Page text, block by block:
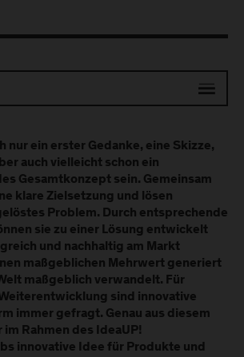
nur ein erster Gedanke, eine Skizze,
auch vielleicht schon ein
Gesamtkonzept sein. Gemeinsam
klare Zielsetzung und lösen
Problem. Durch entsprechende
sie zu einer Lösung entwickelt
und nachhaltig am Markt
maßgeblichen Mehrwert generiert
maßgeblich verwandelt. Für
sind innovative
immer gefragt. Genau aus diesem
Rahmen des IdeaUP!
innovative Idee für Produkte und